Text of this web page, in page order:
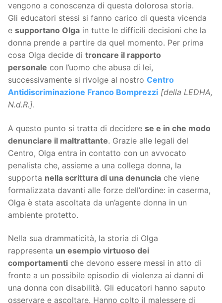
vengono a conoscenza di questa dolorosa storia.
Gli educatori stessi si fanno carico di questa vicenda
e supportano Olga in tutte le difficili decisioni che la
donna prende a partire da quel momento. Per prima
cosa Olga decide di troncare il rapporto
personale con l’uomo che abusa di lei,
successivamente si rivolge al nostro Centro
Antidiscriminazione Franco Bomprezzi [della LEDHA,
N.d.R.].
A questo punto si tratta di decidere se e in che modo
denunciare il maltrattante. Grazie alle legali del
Centro, Olga entra in contatto con un avvocato
penalista che, assieme a una collega donna, la
supporta nella scrittura di una denuncia che viene
formalizzata davanti alle forze dell’ordine: in caserma,
Olga è stata ascoltata da un’agente donna in un
ambiente protetto.
Nella sua drammaticità, la storia di Olga
rappresenta un esempio virtuoso dei
comportamenti che devono essere messi in atto di
fronte a un possibile episodio di violenza ai danni di
una donna con disabilità. Gli educatori hanno saputo
osservare e ascoltare. Hanno colto il malessere di